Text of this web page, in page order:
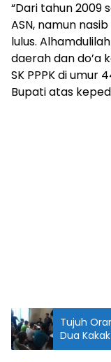
“Dari tahun 2009
ASN, namun
lulus.
daerah dan do’a
SK PPPK di umur
Bupati atas
Tujuh
Dua